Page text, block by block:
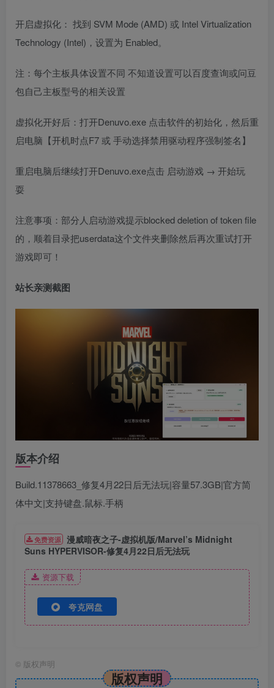
开启虚拟化： 找到 SVM Mode (AMD) 或 Intel Virtualization
Technology (Intel)，设置为 Enabled。
注：每个主板具体设置不同 不知道设置可以百度查询或问豆
包自己主板型号的相关设置
虚拟化开好后：打开Denuvo.exe 点击软件的初始化，然后重
启电脑【开机时点F7 或 手动选择禁用驱动程序强制签名】
重启电脑后继续打开Denuvo.exe点击 启动游戏 → 开始玩
耍
注意事项：部分人启动游戏提示blocked deletion of token file
的，顺着目录把userdata这个文件夹删除然后再次重试打开
游戏即可！
站长亲测截图
版本介绍
Build.11378663_修复4月22日后无法玩|容量57.3GB|官方简
体中文|支持键盘.鼠标.手柄
免费资源 漫威暗夜之子-虚拟机版/Marvel’s Midnight
Suns HYPERVISOR-修复4月22日后无法玩
资源下载
夸克网盘
© 版权声明
版权声明